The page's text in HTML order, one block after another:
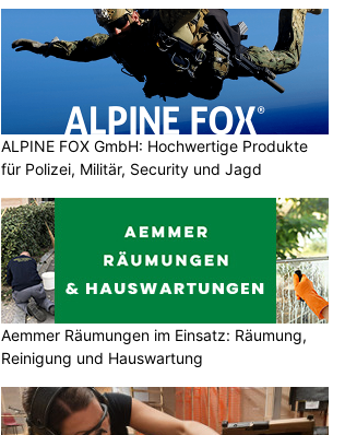
ALPINE FOX GmbH: Hochwertige Produkte
für Polizei, Militär, Security und Jagd
Aemmer Räumungen im Einsatz: Räumung,
Reinigung und Hauswartung